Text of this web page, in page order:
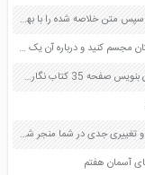
یکی از درس های مندرج در کتاب درسی خود را خلاصه کنید سپس متن خلاصه شده را با بهره گیری از روش های دسته بندی نمودار جدول نقشه مفهومی نشان دهید صفحه 118 نگارش یازدهم
یکی از صدا های آبشار به هم خوردن برگ ها زنبور را در ذهنتان مجسم کنید و درباره آن یک بند بنویسید صفحه 11 نگارش پنجم
یکی از دو موضوع را به دلخواه انتخاب کن و یک بند درباره آن بنویس صفحه 35 کتاب نگارش فارسی سوم
یکی از موثرترین پیام هایی را که دریافت کرده اید و به اقناع و تغییری جدی در شما منجر شده است برسی کنید و علت این تاثیر گذاری قابل توجه را بنویسید صفحه 52 تفکر و سواد رسانه ای دهم